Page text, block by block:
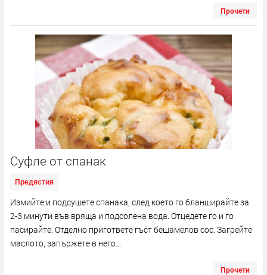
Прочети
Суфле от спанак
Предястия
Измийте и подсушете спанака, след което го бланширайте за
2-3 минути във вряща и подсолена вода. Отцедете го и го
пасирайте. Отделно пригответе гъст бешамелов сос. Загрейте
маслото, запържете в него...
Прочети